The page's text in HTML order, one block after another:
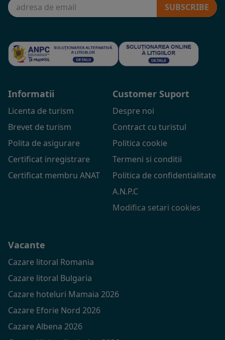
SUBSCRIBE
Informatii
Licenta de turism
Brevet de turism
Polita de asigurare
Certificat inregistrare
Certificat membru ANAT
Customer Suport
Despre noi
Contract cu turistul
Politica cookie
Termeni si conditii
Politica de confidentialitate
A.N.P.C
Modifica setari cookies
Vacante
Cazare litoral Romania
Cazare litoral Bulgaria
Cazare hoteluri Mamaia 2026
Cazare Eforie Nord 2026
Cazare Albena 2026